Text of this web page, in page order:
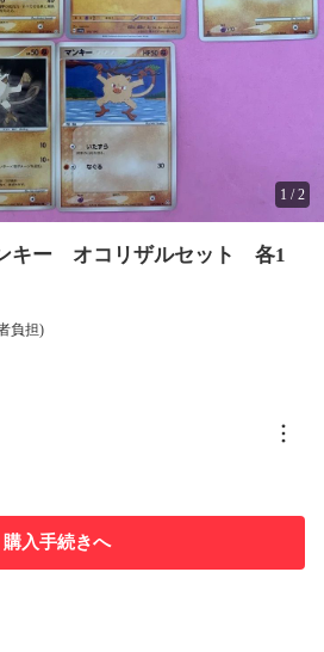
1 /2
キー オコリザルセット 各1
負担)
購入手続きへ